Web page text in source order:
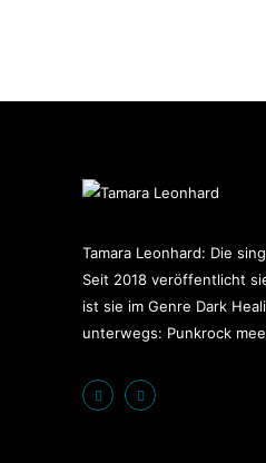
Tamara Leonhard: Die
Seit 2018 veröffentlicht
ist sie im Genre Dark
unterwegs: Punkrock